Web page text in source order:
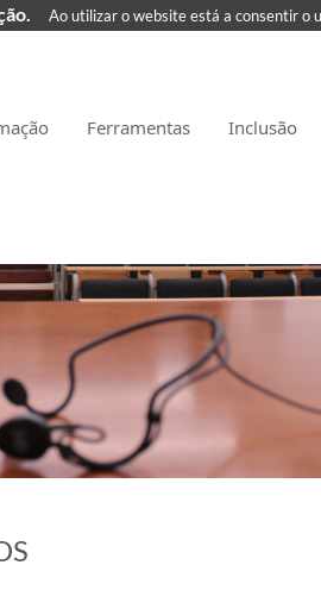
Ferramentas Inclusão
Ao utilizar o website está a consentir o